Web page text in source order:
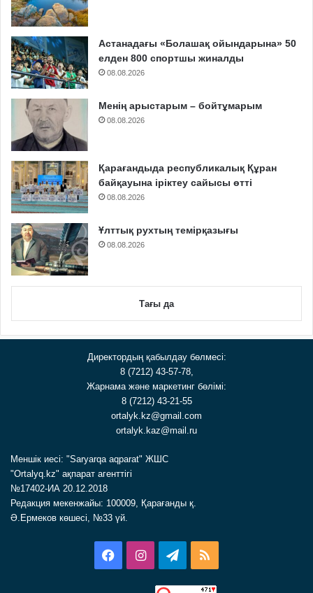
Астанадағы «Болашақ ойындарына» 50
елден 800 спортшы жиналды
08.08.2026
Менің арыстарым – бойтұмарым
08.08.2026
Қарағандыда республикалық Құран
байқауына іріктеу сайысы өтті
08.08.2026
Ұлттық рухтың темірқазығы
08.08.2026
Тағы да
Директордың қабылдау бөлмесі:
8 (7212) 43-57-78,
Жарнама және маркетинг бөлімі:
8 (7212) 43-21-55
ortalyk.kz@gmail.com
ortalyk.kaz@mail.ru
Меншік иесі: "Saryarqa aqparat" ЖШС
"Ortalyq.kz" ақпарат агенттігі
№17402-ИА 20.12.2018
Редакция мекенжайы: 100009, Қарағанды қ.
Ә.Ермеков көшесі, №33 үй.
FacebookInstagramTelegram